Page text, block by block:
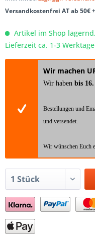
Versandkostenfrei AT ab 50€
Artikel im Shop lagernd,
Lieferzeit ca. 1-3
Wir machen
Wir haben bis
Bestellungen und
und versendet.
Wir wünschen Euch